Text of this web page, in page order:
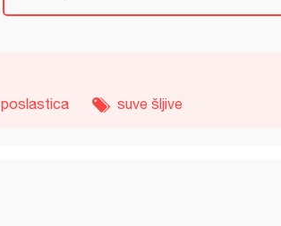
poslastica suve šljive